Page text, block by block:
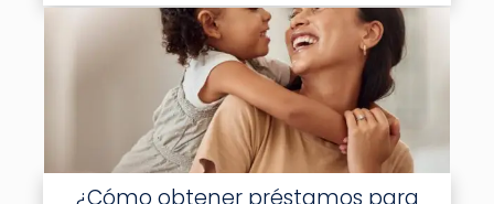
¿Cómo obtener préstamos para